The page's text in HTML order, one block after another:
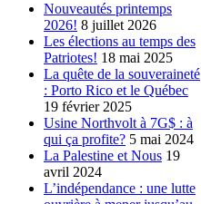
Nouveautés printemps
2026! 8 juillet 2026
Les élections au temps des
Patriotes! 18 mai 2025
La quête de la souveraineté
: Porto Rico et le Québec
19 février 2025
Usine Northvolt à 7G$ : à
qui ça profite? 5 mai 2024
La Palestine et Nous 19
avril 2024
L’indépendance : une lutte